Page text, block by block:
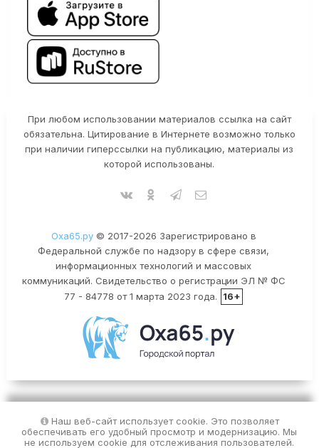
При любом использовании материалов ссылка на сайт
обязательна. Цитирование в Интернете возможно только
при наличии гиперссылки на публикацию, материалы из
которой использованы.
Оха65.ру© 2017-2026 Зарегистрировано в
Федеральной службе по надзору в сфере связи,
информационных технологий и массовых
коммуникаций. Свидетельство о регистрации ЭЛ № ФС
77 - 84778 от 1 марта 2023 года.
16+
Наш веб-сайт использует cookie. Это позволяет
обеспечивать его удобный просмотр и модернизацию. Мы
не используем cookie для отслеживания пользователей.